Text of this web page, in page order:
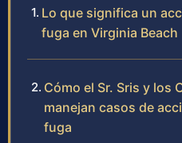
Lo que significa un
fuga en Virginia Beach
Cómo el Sr. Sris y los
manejan casos de
fuga